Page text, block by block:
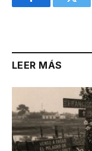
Facebook
LEER MÁS